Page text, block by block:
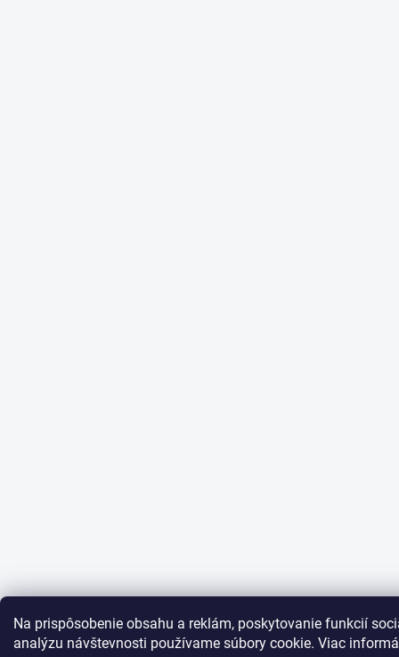
Na prispôsobenie obsahu a reklám, poskytovanie funkcií
analýzu návštevnosti používame súbory cookie. Viac